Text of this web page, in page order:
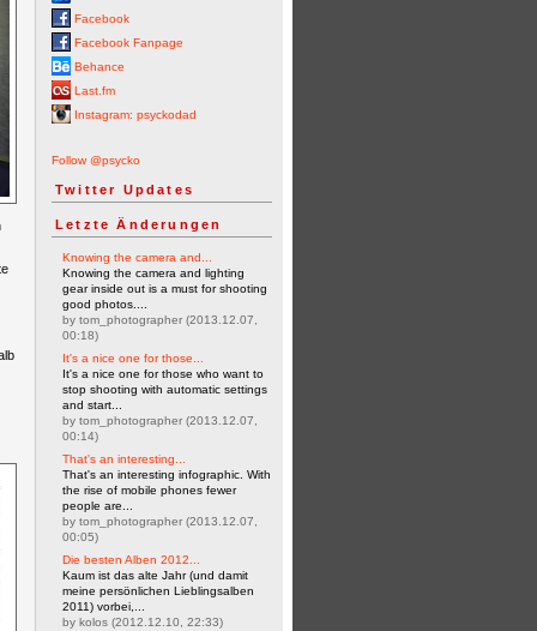
Facebook
Facebook Fanpage
Behance
Last.fm
Instagram: psyckodad
Follow @psycko
Twitter Updates
Letzte Änderungen
Knowing the camera and...
Knowing the camera and lighting
gear inside out is a must for shooting
good photos....
by tom_photographer (2013.12.07,
00:18)
It's a nice one for those...
It's a nice one for those who want to
stop shooting with automatic settings
and start...
by tom_photographer (2013.12.07,
00:14)
That's an interesting...
That's an interesting infographic. With
the rise of mobile phones fewer
people are...
by tom_photographer (2013.12.07,
00:05)
Die besten Alben 2012...
Kaum ist das alte Jahr (und damit
meine persönlichen Lieblingsalben
2011) vorbei,...
by kolos (2012.12.10, 22:33)